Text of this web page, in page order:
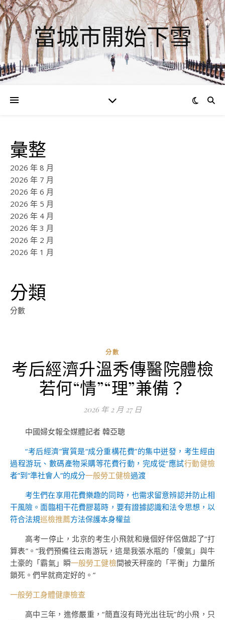
當城市開始下雪
彙整
2026 年 8 月
2026 年 7 月
2026 年 6 月
2026 年 5 月
2026 年 4 月
2026 年 3 月
2026 年 2 月
2026 年 1 月
分類
分數
分數
考后經濟升溫秀傳醫院體檢
若何“情”“理”兼備？
2026 年 2 月 27 日
中國婦女報全媒體記者 韓亞聰
“考后經濟”實質是“成分重構花費”的集中迸發，考生經由
過程游玩、數碼產物采購等花費行動，完成從“應試行動健檢
者”到“準社會人”的成分一般勞工健檢過渡
考生們在享用花費樂趣的同時，也需求留意辨認并防止相
干風險。面臨相干花費膠葛時，要有證據認識和法令思想，以
符合法規巡檢推薦方法保護本身權益
高考一停止，北京的考生小飛就和幾個好伴侶做起了“打
算表”。“我們預備往云南游玩，這是我張水瓶的「傻氣」與牛
土豪的「霸氣」瞬一般勞工健檢間被天秤座的「平衡」力量所
鎖死。們早就商定好的。”
一般勞工身體健康檢查
高中三年，進修嚴重，“簡直沒有時光出往玩”的小飛，只